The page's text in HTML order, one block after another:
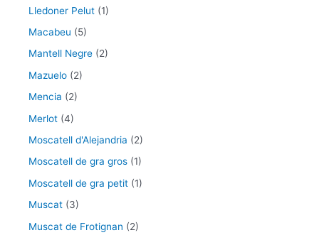
Lledoner Pelut (1)
Macabeu (5)
Mantell Negre (2)
Mazuelo (2)
Mencia (2)
Merlot (4)
Moscatell d'Alejandria (2)
Moscatell de gra gros (1)
Moscatell de gra petit (1)
Muscat (3)
Muscat de Frotignan (2)